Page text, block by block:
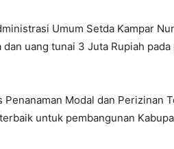
Umum Setda Kampar
uang tunai 3 Juta Rupiah pada
Modal dan Perizinan
untuk pembangunan